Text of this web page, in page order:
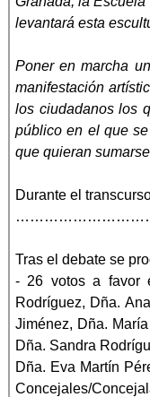
levantará esta
Poner en marcha
manifestación
los ciudadanos los
público en el que
que quieran
Durante el
Tras el debate se
- 26 votos a favor
Rodríguez, Dña.
Jiménez, Dña.
Dña. Sandra
Dña. Eva Martín
Concejales/